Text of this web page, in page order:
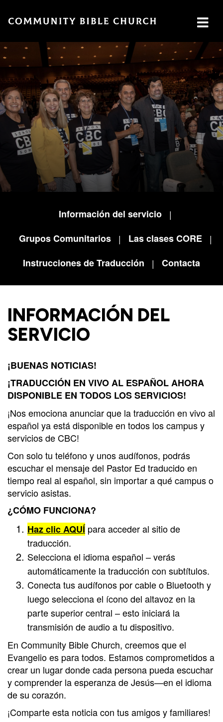
SERMONS
Watch
Now
Traducción
Translation
ABOUT
Plan
a Visit
Leadership
What
We
Believe
MINISTRIES
Our
Ministries
The
Cares
Center
Global
Deaf
MTI
EVENTS
Vacation
Bible
School
NEXT
Find a
Group
Serve
Equip
Saturday
Serve
RESOURCES
Bookstore
Group
Leader
Resources
Bible
with
Pastor
Ed
WATCH SERMON
GIVE
Southside
Northside
Campus
Campus
East
CBC
Denver
LOGIN
Información del servicio
|
Grupos Comunitarios
| Las clases CORE
|
Instrucciones de Traducción
| Contacta
INFORMACIÓN DEL
SERVICIO
¡BUENAS NOTICIAS!
¡TRADUCCIÓN EN VIVO AL ESPAÑOL AHORA
DISPONIBLE EN TODOS LOS SERVICIOS!
¡Nos emociona anunciar que la traducción en vivo al
español ya está disponible en todos los campus y
servicios de CBC!
Con solo tu teléfono y unos audífonos, podrás
escuchar el mensaje del Pastor Ed traducido en
tiempo real al español, sin importar a qué campus o
servicio asistas.
¿CÓMO FUNCIONA?
Haz clic AQUÍpara acceder al sitio de
traducción.
Selecciona el idioma español – verás
automáticamente la traducción con subtítulos.
Conecta tus audífonos por cable o Bluetooth y
luego selecciona el ícono del altavoz en la
parte superior central – esto iniciará la
transmisión de audio a tu dispositivo.
En Community Bible Church, creemos que el
Evangelio es para todos. Estamos comprometidos a
crear un lugar donde cada persona pueda escuchar
y comprender la esperanza de Jesús—en el idioma
de su corazón.
¡Comparte esta noticia con tus amigos y familiares!